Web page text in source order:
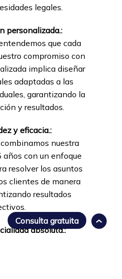
legales.
personalizada.:
que cada
compromiso con
implica diseñar
adaptadas a las
garantizando la
y resultados.
y eficacia.:
nuestra
con un enfoque
resolver los asuntos
clientes de manera
resultados
absoluta.:
Consulta gratuita